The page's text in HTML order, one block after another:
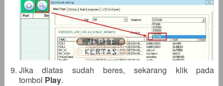
Jika diatas sudah beres, sekarang klik pada
tombol Play.